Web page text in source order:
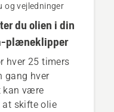
og vejledninger
du olien i din
plæneklipper
hver 25 timers
gang hver
kan være
at skifte olie